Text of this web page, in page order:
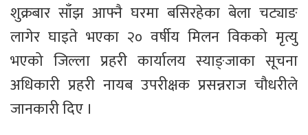
शुक्रबार साँझ आफ्नै घरमा बसिरहेका बेला चट्याङ
लागेर घाइते भएका २० वर्षीय मिलन विकको मृत्यु
भएको जिल्ला प्रहरी कार्यालय स्याङ्जाका सूचना
अधिकारी प्रहरी नायब उपरीक्षक प्रसन्नराज चौधरीले
जानकारी दिए ।